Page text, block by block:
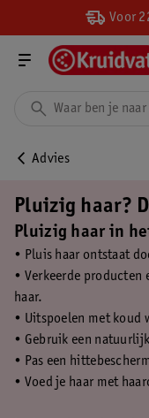
Voor
Advies
Pluizig haar?
Pluizig haar in
• Pluis haar ontstaat
• Verkeerde producten
haar.
• Uitspoelen met koud
• Gebruik een
• Pas een
• Voed je haar met